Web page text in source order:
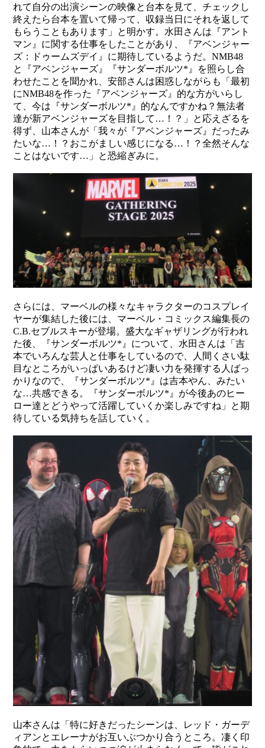
れて自分の出演シーンの映像と台本を見て、チェックし
終えたら台本を置いて帰って、収録当日にそれを返して
もらうこともあります」と明かす。水田さんは『アント
マン』に関する仕事をしたことがあり、『アベンジャー
ズ：ドゥームズデイ』に期待しているようだ。NMB48
と『アベンジャーズ』『サンダーボルツ*』を照らし合
わせたことを聞かれ、安部さんは困惑しながらも「最初
にNMB48を作った『アベンジャーズ』的な方がいらし
て、今は『サンダーボルツ*』的なんですかね？無法者
達が新アベンジャーズを目指して…！？」と応えざるを
得ず、山本さんが「我々が『アベンジャーズ』だったみ
たいな…！？おこがましい感じになる…！？全然そんな
ことはないです…」と恐縮ぎみに。
さらには、マーベルの様々なキャラクターのコスプレイ
ヤーが集結した後には、マーベル・コミックス編集長の
C.B.セブルスキーが登場。盛大なギャザリングが行われ
た後、『サンダーボルツ*』について、水田さんは「吉
本でいろんな芸人と仕事をしているので、人間くさい駄
目なところがいっぱいあるけど凄い力を発揮する人ばっ
かりなので、『サンダーボルツ*』は吉本やん、みたい
な…共感できる。『サンダーボルツ*』が今後あのヒー
ロー達とどうやって活躍していくか楽しみですね」と期
待している気持ちを話していく。
山本さんは「特に好きだったシーンは、レッド・ガーデ
ィアンとエレーナがお互いぶつかり合うところ。凄く印